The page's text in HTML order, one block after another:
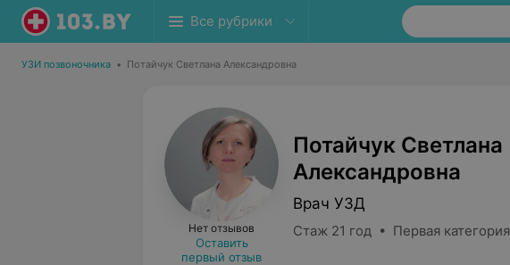
Все рубрики
УЗИ позвоночника • Потайчук Светлана Александровна
Нет отзывов
Оставить
первый отзыв
Потайчук Светлана
Александровна
Врач УЗД
Стаж 21 год • Первая категория